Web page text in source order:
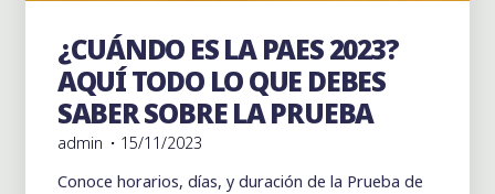
Noticias Vida Escolar
¿CUÁNDO ES LA PAES 2023?
AQUÍ TODO LO QUE DEBES
SABER SOBRE LA PRUEBA
admin
15/11/2023
Conoce horarios, días, y duración de la Prueba de